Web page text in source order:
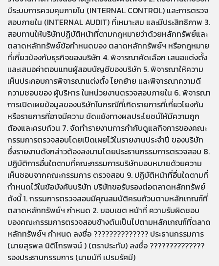
มีระบบการควบคุมภายใน (INTERNAL CONTROL) และการตรวจ
สอบภายใน (INTERNAL AUDIT) ที่เหมาะสม และมีประสิทธิภาพ 3.
สอบทานให้บริษัทปฏิบัติหน้าที่ตามกฎหมายว่าด้วยหลักทรัพย์และ
ตลาดหลักทรัพย์ข้อกำหนดของ ตลาดหลักทรัพย์ฯ หรือกฎหมาย
ที่เกี่ยวข้องกับธุรกิจของบริษัท 4. พิจารณาคัดเลือก เสนอแต่งตั้ง
และเสนอค่าตอบแทนผู้สอบบัญชีของบริษัท 5. พิจารณาให้ความ
เห็นประกอบการพิจารณาแต่งตั้ง โยกย้าย และพิจารณาความดี
ความชอบของ ผู้บริหาร ในหน่วยงานตรวจสอบภายใน 6. พิจารณา
การเปิดเผยข้อมูลของบริษัทในกรณีที่เกิดรายการที่เกี่ยวโยงกัน
หรือรายการที่อาจมีความ ขัดแย้งทางผลประโยชน์ให้มีความถูก
ต้องและครบถ้วน 7. จัดทำรายงานการกำกับดูแลกิจการของคณะ
กรรมการตรวจสอบโดยเปิดเผยไว้ในรายงานประจำปี ของบริษัท
ซึ่งรายงานดังกล่าวต้องลงนามโดยประธานกรรมการตรวจสอบ 8.
ปฏิบัติการอื่นใดตามที่คณะกรรมการบริษัทมอบหมายด้วยความ
เห็นชอบจากคณะกรรมการ ตรวจสอบ 9. ปฏิบัติหน้าที่อื่นใดตามที่
กำหนดไว้ในข้อบังคับบริษัท บริษัทขอรับรองต่อตลาดหลักทรัพย์
ดังนี้ 1. กรรมการตรวจสอบมีคุณสมบัติครบถ้วนตามหลักเกณฑ์ที่
ตลาดหลักทรัพย์ฯ กำหนด 2. ขอบเขต หน้าที่ ความรับผิดชอบ
ของคณะกรรมการตรวจสอบข้างต้นเป็นไปตามหลักเกณฑ์ที่ตลาด
หลักทรัพย์ฯ กำหนด ลงชื่อ ?????????????? ประธานกรรมการ
(นายสุรพล นิติไกรพจน์ ) (ตราประทับ) ลงชื่อ ??????????????
รองประธานกรรมการ (นายนัที เปรมรัศมี)